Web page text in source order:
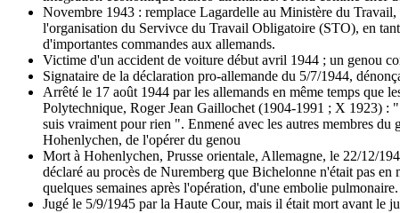
Novembre 1943 : remplace Lagardelle au Ministère du
l'organisation du Servivce du Travail Obligatoire (STO), en
d'importantes commandes aux allemands.
Victime d'un accident de voiture début avril 1944 ; un genou
Signataire de la déclaration pro-allemande du 5/7/1944,
Arrêté le 17 août 1944 par les allemands en même temps que
Polytechnique, Roger Jean Gaillochet (1904-1991 ; X 1923) :
suis vraiment pour rien ". Enmené avec les autres membres
Hohenlychen, de l'opérer du genou
Mort à Hohenlychen, Prusse orientale, Allemagne, le 22/12/
déclaré au procès de Nuremberg que Bichelonne n'était pas
quelques semaines après l'opération, d'une embolie pulmonaire.
Jugé le 5/9/1945 par la Haute Cour, mais il était mort avant le